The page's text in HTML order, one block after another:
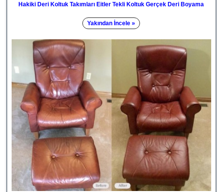
Hakiki Deri Koltuk Takımları Eitler Tekli Koltuk Gerçek Deri Boyama
Yakından İncele »